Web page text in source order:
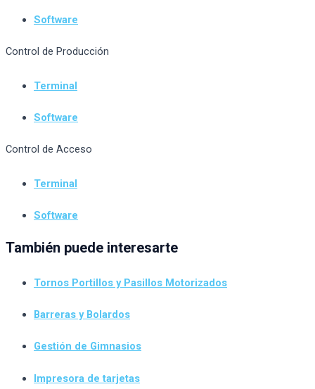
Software
Control de Producción
Terminal
Software
Control de Acceso
Terminal
Software
También puede interesarte
Tornos Portillos y Pasillos Motorizados
Barreras y Bolardos
Gestión de Gimnasios
Impresora de tarjetas